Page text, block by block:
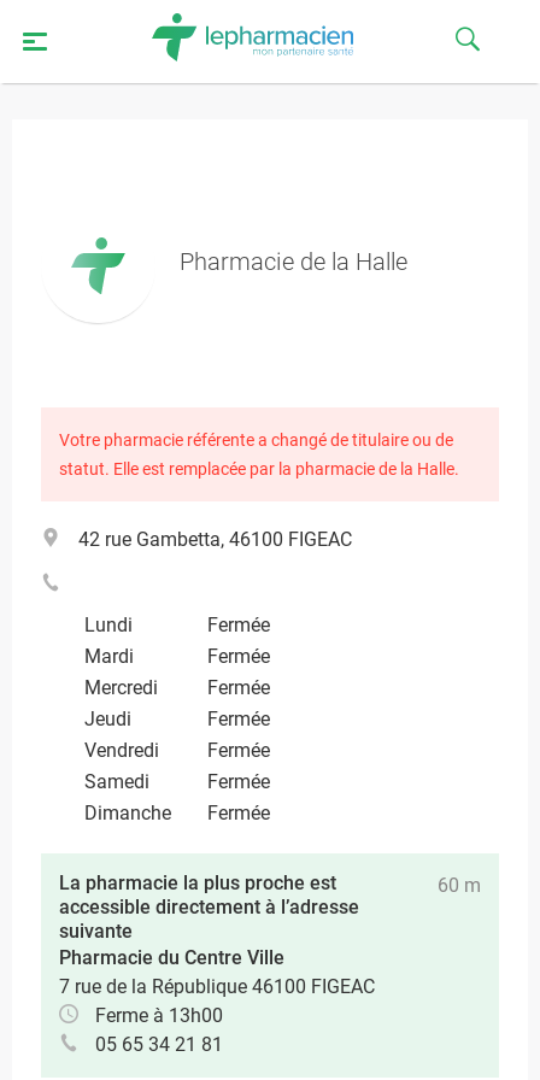
Pharmacie de la Halle
Votre pharmacie référente a changé de titulaire ou de
statut. Elle est remplacée par la pharmacie de la Halle.
42 rue Gambetta, 46100 FIGEAC
Lundi
Fermée
Mardi
Fermée
Mercredi
Fermée
Jeudi
Fermée
Vendredi
Fermée
Samedi
Fermée
Dimanche
Fermée
La pharmacie la plus proche est
accessible directement à l’adresse
suivante
Pharmacie du Centre Ville
7 rue de la République 46100 FIGEAC
Ferme à 13h00
05 65 34 21 81
60 m